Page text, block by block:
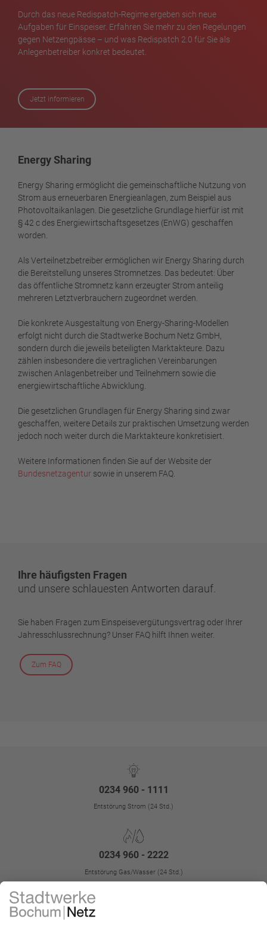
Durch das neue Redispatch-Regime ergeben sich neue
Aufgaben für Einspeiser. Erfahren Sie mehr zu den Regelungen
gegen Netzengpässe – und was Redispatch 2.0 für Sie als
Anlegenbetreiber konkret bedeutet.
Jetzt informieren
Energy Sharing
Energy Sharing ermöglicht die gemeinschaftliche Nutzung von
Strom aus erneuerbaren Energieanlagen, zum Beispiel aus
Photovoltaikanlagen. Die gesetzliche Grundlage hierfür ist mit
§ 42 c des Energiewirtschaftsgesetzes (EnWG) geschaffen
worden.
Als Verteilnetzbetreiber ermöglichen wir Energy Sharing durch
die Bereitstellung unseres Stromnetzes. Das bedeutet: Über
das öffentliche Stromnetz kann erzeugter Strom anteilig
mehreren Letztverbrauchern zugeordnet werden.
Die konkrete Ausgestaltung von Energy-Sharing-Modellen
erfolgt nicht durch die Stadtwerke Bochum Netz GmbH,
sondern durch die jeweils beteiligten Marktakteure. Dazu
zählen insbesondere die vertraglichen Vereinbarungen
zwischen Anlagenbetreiber und Teilnehmern sowie die
energiewirtschaftliche Abwicklung.
Die gesetzlichen Grundlagen für Energy Sharing sind zwar
geschaffen, weitere Details zur praktischen Umsetzung werden
jedoch noch weiter durch die Marktakteure konkretisiert.
Weitere Informationen finden Sie auf der Website der
Bundesnetzagentur sowie in unserem FAQ.
Ihre häufigsten Fragen
und unsere schlauesten Antworten darauf.
Sie haben Fragen zum Einspeisevergütungsvertrag oder Ihrer
Jahresschlussrechnung? Unser FAQ hilft Ihnen weiter.
Zum FAQ
0234 960 - 1111
Entstörung Strom (24 Std.)
0234 960 - 2222
Entstörung Gas/Wasser (24 Std.)
Kontakt Impressum